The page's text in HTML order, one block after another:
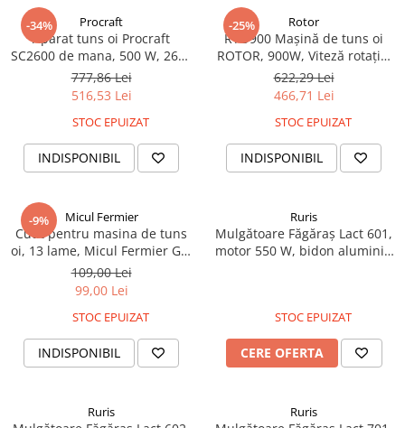
Piese si consumabile pentru
MOTOCOSITORI
Plantatoare + Semanatori
Scarificatoare
Fierastraie electrice
Freze de zapada
Freze si carote
Generatoare
Masini de slefuit
Macarale si electopalane
Masini de tencuit
Masini de taiat placi ceramice /
gresie / faianta / parchet
Masini de canelat
Menghine
Motoare electrice
Convectoare
Purificatoare aer
Radiatoare
Sobe pe gaz
Ventilatoare Industriale
Deshidratoare
Dozatoare de apa
Espressoare, cafetiere si rasnite
Fiare de calcat / Mese pentru
Forme de prajituri
Hote
Hote Telescopice
-34% Procraft
Aparat tuns oi Procraft
SC2600 de mana, 500 W, 2600
RPM, 76 mm, Electric Variator
viteza
777,86 Lei
516,53 Lei
STOC EPUIZAT
INDISPONIBIL
-25% Rotor
RTO900 Mașină de tuns oi
ROTOR, 900W, Viteză rotație:
2800 rpm
622,29 Lei
466,71 Lei
STOC EPUIZAT
INDISPONIBIL
-9% Micul Fermier
Cutit pentru masina de tuns
oi, 13 lame, Micul Fermier GF-
0568
109,00 Lei
99,00 Lei
STOC EPUIZAT
INDISPONIBIL
Ruris
Mulgătoare Făgăraș Lact 601,
motor 550 W, bidon aluminiu
STOC EPUIZAT
CERE OFERTA
Ruris Ruris